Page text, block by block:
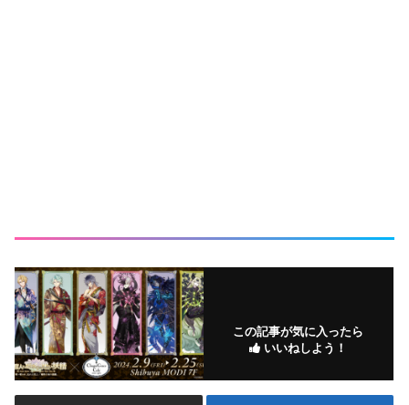
この記事が気に入ったら
いいねしよう！